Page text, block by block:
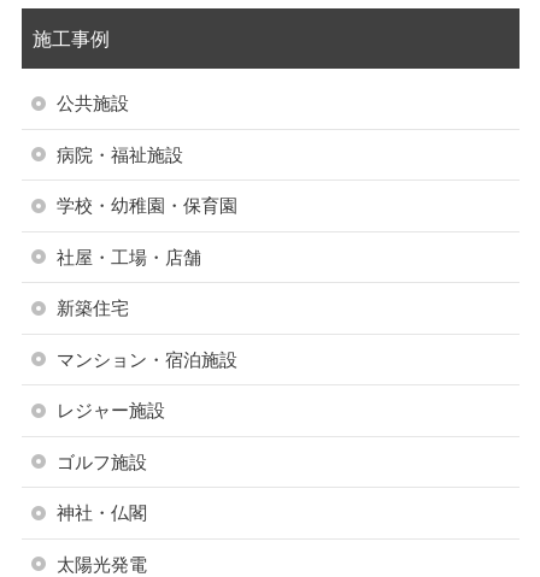
施工事例
公共施設
病院・福祉施設
学校・幼稚園・保育園
社屋・工場・店舗
新築住宅
マンション・宿泊施設
レジャー施設
ゴルフ施設
神社・仏閣
太陽光発電